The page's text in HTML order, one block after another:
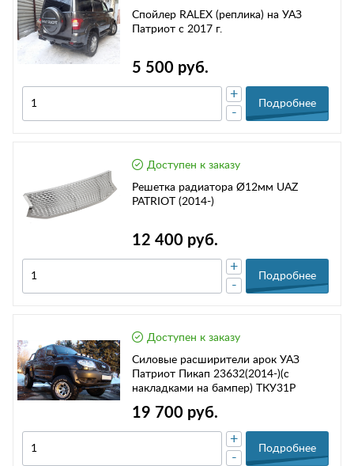
Спойлер RALEX (реплика) на УАЗ
Патриот с 2017 г.
5 500 руб.
-
+
Подробнее
Доступен к заказу
Решетка радиатора Ø12мм UAZ
PATRIOT (2014-)
12 400 руб.
-
+
Подробнее
Доступен к заказу
Силовые расширители арок УАЗ
Патриот Пикап 23632(2014-)(с
накладками на бампер) ТКУ31Р
19 700 руб.
-
+
Подробнее